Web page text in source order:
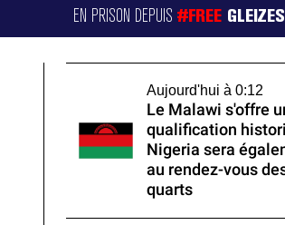
EN PRISON DEPUIS#FREE GLEIZES
Aujourd'hui à 0:12
Le Malawi s'offre
qualification
Nigeria sera
au rendez-vous
quarts